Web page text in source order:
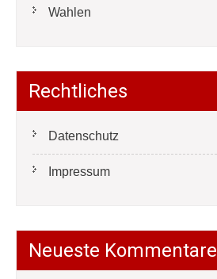
Wahlen
Rechtliches
Datenschutz
Impressum
Neueste Kommentare